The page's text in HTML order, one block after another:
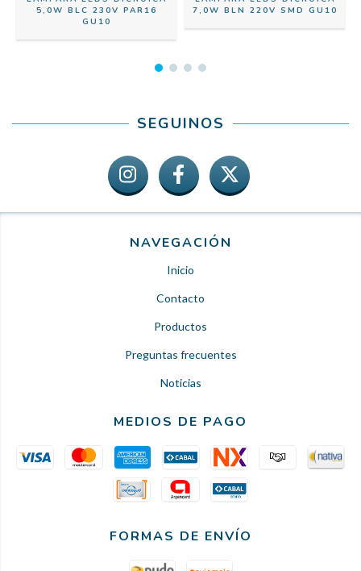
5,0W BLC 230V PAR16
GU10
7,0W BLN 220V SMD GU10
SEGUINOS
NAVEGACIÓN
Inicio
Contacto
Productos
Preguntas frecuentes
Noticias
MEDIOS DE PAGO
FORMAS DE ENVÍO